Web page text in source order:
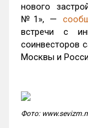
нового
№1», —
встречи с
соинвесторов
Москвы и
Фото: